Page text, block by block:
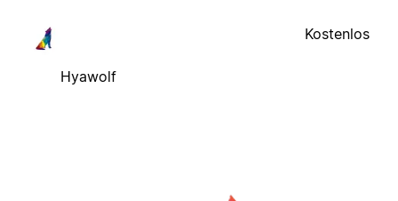
Hyawolf
Kostenlos